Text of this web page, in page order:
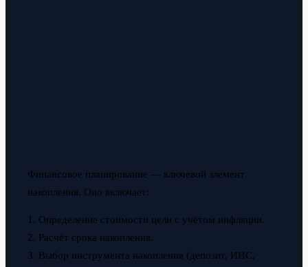
Финансовое планирование — ключевой элемент
накопления. Оно включает:
1. Определение стоимости цели с учётом инфляции.
2. Расчёт срока накопления.
3. Выбор инструмента накопления (депозит, ИИС,